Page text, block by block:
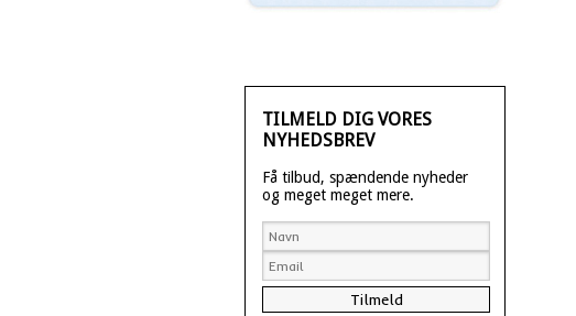
TILMELD DIG VORES
NYHEDSBREV
Få tilbud, spændende nyheder
og meget meget mere.